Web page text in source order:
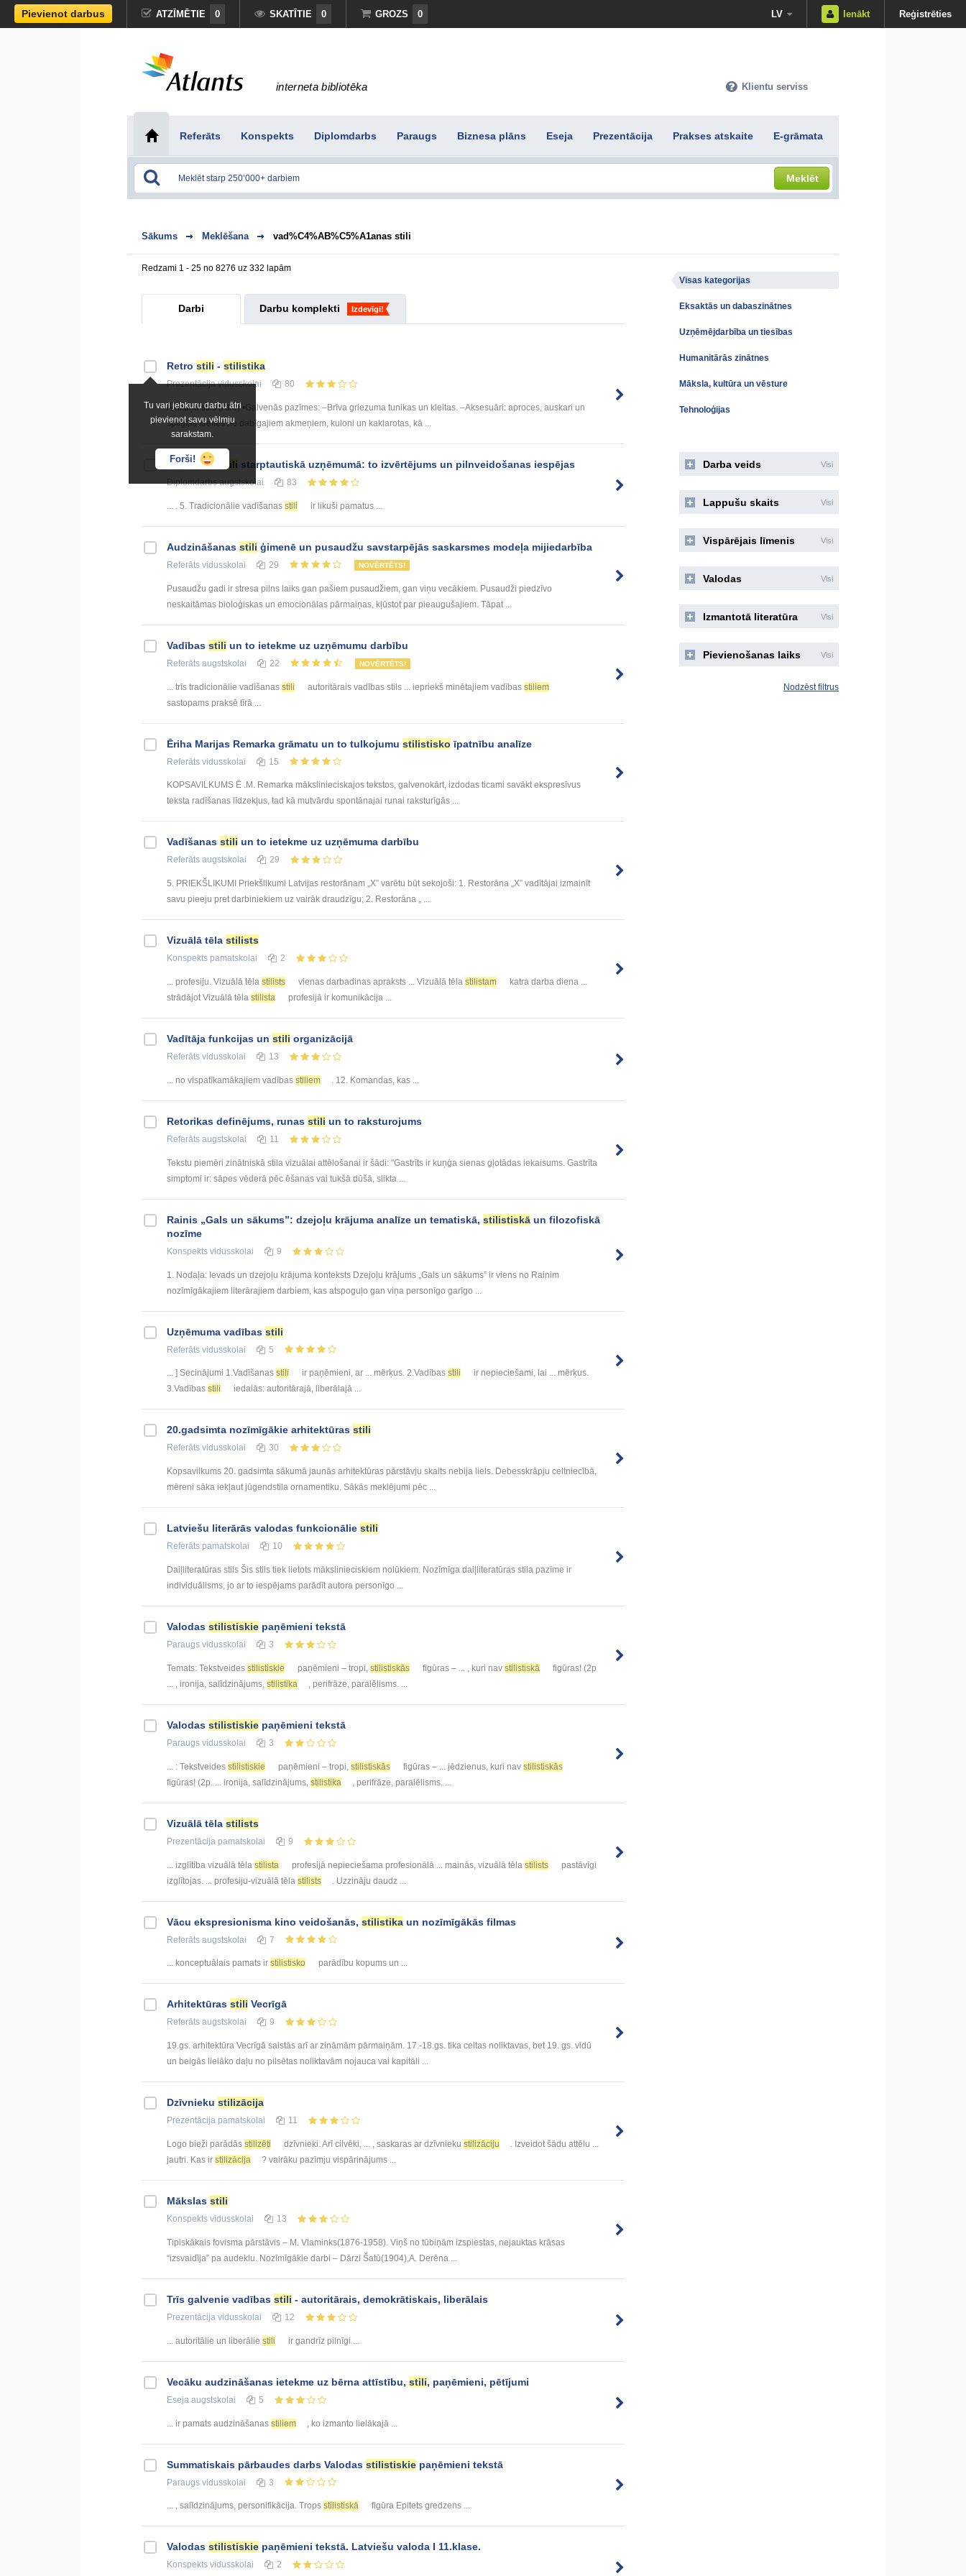
Pievienot darbus ATZĪMĒTIE 0 SKATĪTIE 0 GROZS 0 LV Ienākt Reģistrēties
interneta bibliotēka Klientu serviss
Referāts Konspekts Diplomdarbs Paraugs Biznesa plāns Eseja Prezentācija Prakses atskaite E-grāmata
Meklēt
Sākums Meklēšana vad%C4%AB%C5%A1anas stili
Redzami 1 - 25 no 8276 uz 332 lapām
Darbi Darbu komplekti Izdevīgi!
Tu vari jebkuru darbu ātri
pievienot savu vēlmju
sarakstam.
Forši!
Retro stili - stilistika
Prezentācijavidusskolai 80
Āfrikāņu stils (Afro) •Galvenās pazīmes: –Brīva griezuma tunikas un kleitas. –Aksesuāri: aproces, auskari un
spilgtas krelles no dabīgajiem akmeņiem, kuloni un kaklarotas, kā ...
Vadīšanas stili starptautiskā uzņēmumā: to izvērtējums un pilnveidošanas iespējas
Diplomdarbsaugstskolai 83
... . 5. Tradicionālie vadīšanas stili ir likuši pamatus ...
Audzināšanas stili ģimenē un pusaudžu savstarpējās saskarsmes modeļa mijiedarbība
Referāts vidusskolai 29 NOVĒRTĒTS!
Pusaudžu gadi ir stresa pilns laiks gan pašiem pusaudžiem, gan viņu vecākiem. Pusaudži piedzīvo
neskaitāmas bioloģiskas un emocionālas pārmaiņas, kļūstot par pieaugušajiem. Tāpat ...
Vadības stili un to ietekme uz uzņēmumu darbību
Referāts augstskolai 22 NOVĒRTĒTS!
... trīs tradicionālie vadīšanas stili autoritārais vadības stils ... iepriekš minētajiem vadības stiliem
sastopams praksē tīrā ...
Ēriha Marijas Remarka grāmatu un to tulkojumu stilistisko īpatnību analīze
Referāts vidusskolai 15
KOPSAVILKUMS Ē .M. Remarka mākslinieciskajos tekstos, galvenokārt, izdodas ticami savākt ekspresīvus
teksta radīšanas līdzekļus, tad kā mutvārdu spontānajai runai raksturīgās ...
Vadīšanas stili un to ietekme uz uzņēmuma darbību
Referāts augstskolai 29
5. PRIEKŠLIKUMI Priekšlikumi Latvijas restorānam „X” varētu būt sekojoši: 1. Restorāna „X” vadītājai izmainīt
savu pieeju pret darbiniekiem uz vairāk draudzīgu; 2. Restorāna „ ...
Vizuālā tēla stilists
Konspekts pamatskolai 2
... profesiju. Vizuālā tēla stilists vienas darbadinas apraksts ... Vizuālā tēla stilistam
katra darba diena ...
strādājot Vizuālā tēla stilista profesijā ir komunikācija ...
Vadītāja funkcijas un stili organizācijā
Referāts vidusskolai 13
... no vispatīkamākajiem vadības stiliem . 12. Komandas, kas ...
Retorikas definējums, runas stili un to raksturojums
Referāts augstskolai 11
Tekstu piemēri zinātniskā stila vizuālai attēlošanai ir šādi: "Gastrīts ir kuņģa sienas gļotādas iekaisums. Gastrīta
simptomi ir: sāpes vēderā pēc ēšanas vai tukšā dūšā, slikta ...
Rainis „Gals un sākums”: dzejoļu krājuma analīze un tematiskā, stilistiskā un filozofiskā
nozīme
Konspekts vidusskolai 9
1. Nodaļa: Ievads un dzejoļu krājuma konteksts Dzejoļu krājums „Gals un sākums” ir viens no Rainim
nozīmīgākajiem literārajiem darbiem, kas atspoguļo gan viņa personīgo garīgo ...
Uzņēmuma vadības stili
Referāts vidusskolai 5
... ] Secinājumi 1.Vadīšanas stili ir paņēmieni, ar ... mērķus. 2.Vadības stili
ir nepieciešami, lai ... mērķus.
3.Vadības stili iedalās: autoritārajā, liberālajā ...
20.gadsimta nozīmīgākie arhitektūras stili
Referāts vidusskolai 30
Kopsavilkums 20. gadsimta sākumā jaunās arhitektūras pārstāvju skaits nebija liels. Debesskrāpju celtniecībā,
mēreni sāka iekļaut jūgendstila ornamentiku. Sākās meklējumi pēc ...
Latviešu literārās valodas funkcionālie stili
Referāts pamatskolai 10
Daiļliteratūras stils Šis stils tiek lietots mākslinieciskiem nolūkiem. Nozīmīga daiļliteratūras stila pazīme ir
individuālisms, jo ar to iespējams parādīt autora personīgo ...
Valodas stilistiskie paņēmieni tekstā
Paraugs vidusskolai 3
Temats: Tekstveides stilistiskie paņēmieni – tropi, stilistiskās figūras – ... , kuri nav stilistiskā
figūras! (2p
... , ironija, salīdzinājums, stilistika , perifrāze, paralēlisms. ...
Valodas stilistiskie paņēmieni tekstā
Paraugs vidusskolai 3
... : Tekstveides stilistiskie paņēmieni – tropi, stilistiskās figūras – ... jēdzienus, kuri nav stilistiskās
figūras! (2p. ... ironija, salīdzinājums, stilistika , perifrāze, paralēlisms. ...
Vizuālā tēla stilists
Prezentācija pamatskolai 9
... izglītība vizuālā tēla stilista profesijā nepieciešama profesionālā ... mainās, vizuālā tēla stilists
pastāvīgi
izglītojas. ... profesiju-vizuālā tēla stilists . Uzzināju daudz ...
Vācu ekspresionisma kino veidošanās, stilistika un nozīmīgākās filmas
Referāts augstskolai 7
... konceptuālais pamats ir stilistisko parādību kopums un ...
Arhitektūras stili Vecrīgā
Referāts augstskolai 9
19.gs. arhitektūra Vecrīgā saistās arī ar zināmām pārmaiņām. 17.-18.gs. tika celtas noliktavas, bet 19. gs. vidū
un beigās lielāko daļu no pilsētas noliktavām nojauca vai kapitāli ...
Dzīvnieku stilizācija
Prezentācija pamatskolai 11
Logo bieži parādās stilizēti dzīvnieki. Arī cilvēki, ... , saskaras ar dzīvnieku stilizāciju
. Izveidot šādu attēlu ...
jautri. Kas ir stilizācija ? vairāku pazīmju vispārinājums ...
Mākslas stili
Konspekts vidusskolai 13
Tipiskākais fovisma pārstāvis – M. Vlaminks(1876-1958). Viņš no tūbiņām izspiestas, nejauktas krāsas
“izsvaidīja” pa audeklu. Nozīmīgākie darbi – Dārzi Šatū(1904),A. Derēna ...
Trīs galvenie vadības stili - autoritārais, demokrātiskais, liberālais
Prezentācija vidusskolai 12
... autoritālie un liberālie stili ir gandrīz pilnīgi ...
Vecāku audzināšanas ietekme uz bērna attīstību, stili, paņēmieni, pētījumi
Eseja augstskolai 5
... ir pamats audzināšanas stiliem , ko izmanto lielākajā ...
Summatiskais pārbaudes darbs Valodas stilistiskie paņēmieni tekstā
Paraugs vidusskolai 3
... , salīdzinājums, personifikācija. Trops stilistiskā figūra Epitets gredzens ...
Valodas stilistiskie paņēmieni tekstā. Latviešu valoda I 11.klase.
Konspekts vidusskolai 2
Visas kategorijas
Eksaktās un dabaszinātnes
Uzņēmējdarbība un tiesības
Humanitārās zinātnes
Māksla, kultūra un vēsture
Tehnoloģijas
Darba veids Visi
Lappušu skaits Visi
Vispārējais līmenis Visi
Valodas Visi
Izmantotā literatūra Visi
Pievienošanas laiks Visi
Nodzēst filtrus